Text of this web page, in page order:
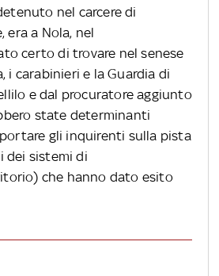
nel carcere di
era a Nola, nel
certo di trovare nel senese
i carabinieri e la Guardia di
e dal procuratore aggiunto
state determinanti
gli inquirenti sulla pista
dei sistemi di
che hanno dato esito